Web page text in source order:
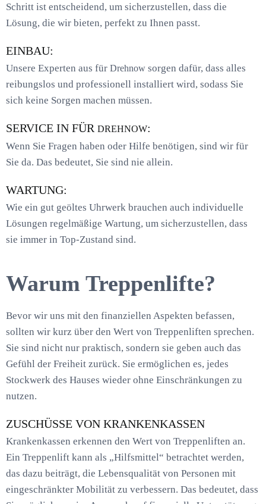
Schritt ist entscheidend, um sicherzustellen, dass die
Lösung, die wir bieten, perfekt zu Ihnen passt.
EINBAU:
Unsere Experten aus für Drehnow sorgen dafür, dass alles
reibungslos und professionell installiert wird, sodass Sie
sich keine Sorgen machen müssen.
SERVICE IN FÜR DREHNOW:
Wenn Sie Fragen haben oder Hilfe benötigen, sind wir für
Sie da. Das bedeutet, Sie sind nie allein.
WARTUNG:
Wie ein gut geöltes Uhrwerk brauchen auch individuelle
Lösungen regelmäßige Wartung, um sicherzustellen, dass
sie immer in Top-Zustand sind.
Warum Treppenlifte?
Bevor wir uns mit den finanziellen Aspekten befassen,
sollten wir kurz über den Wert von Treppenliften sprechen.
Sie sind nicht nur praktisch, sondern sie geben auch das
Gefühl der Freiheit zurück. Sie ermöglichen es, jedes
Stockwerk des Hauses wieder ohne Einschränkungen zu
nutzen.
ZUSCHÜSSE VON KRANKENKASSEN
Krankenkassen erkennen den Wert von Treppenliften an.
Ein Treppenlift kann als „Hilfsmittel“ betrachtet werden,
das dazu beiträgt, die Lebensqualität von Personen mit
eingeschränkter Mobilität zu verbessern. Das bedeutet, dass